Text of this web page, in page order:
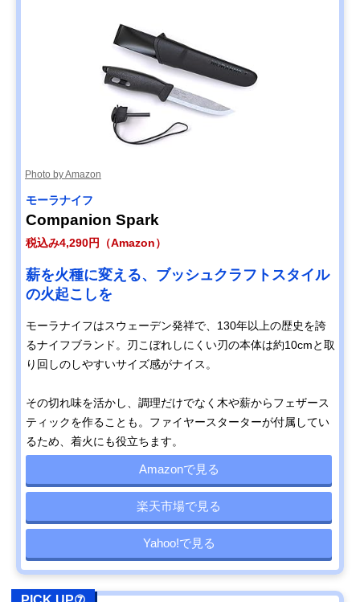
Photo by Amazon
モーラナイフ
Companion Spark
税込み4,290円（Amazon）
薪を火種に変える、ブッシュクラフトスタイル
の火起こしを
モーラナイフはスウェーデン発祥で、130年以上の歴史を誇
るナイフブランド。刃こぼれしにくい刃の本体は約10cmと取
り回しのしやすいサイズ感がナイス。
その切れ味を活かし、調理だけでなく木や薪からフェザース
ティックを作ることも。ファイヤースターターが付属してい
るため、着火にも役立ちます。
Amazonで見る
楽天市場で見る
Yahoo!で見る